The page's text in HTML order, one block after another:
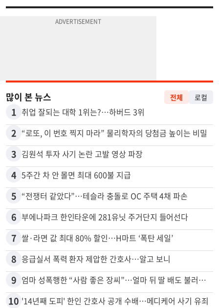
많이 본 뉴스 전체 로컬
1 취업 잘되는 대학 1위는?…하버드 3위
2 “로또, 이 번호 찍지 마라” 물리학자의 당첨금 높이는 비밀
3 김원석 투자 사기 논란 고발 영상 파장
4 5주간 차 안 몰면 최대 600불 지급
5 “전쟁터 같았다”…테슬라 충돌로 OC 주택 4채 파손
6 부에나파크 한인타운에 281유닛 주거단지 들어선다
7 쌀·라면 값 최대 80% 할인…H마트 ‘폭탄 세일’
8 응급실서 폭력 환자 제압한 간호사…알고 보니
9 엄마 성폭행한 “사람 좋은 장씨”…얼마 뒤 딸 배도 불러왔다
10 '14년째 도피' 한인 간호사 공개 수배…메디케어 사기 유죄